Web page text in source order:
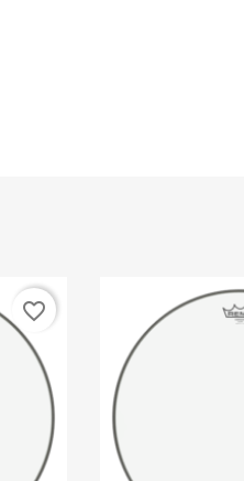
favorite_border